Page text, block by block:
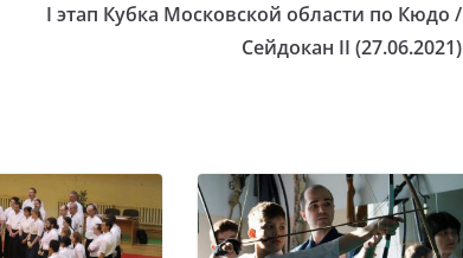
I этап Кубка Московской области по Кюдо /
Сейдокан II (27.06.2021)